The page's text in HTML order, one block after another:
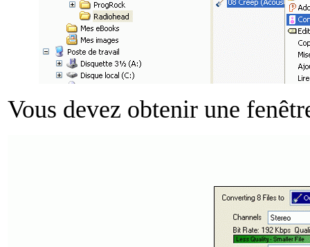
Vous devez obtenir une